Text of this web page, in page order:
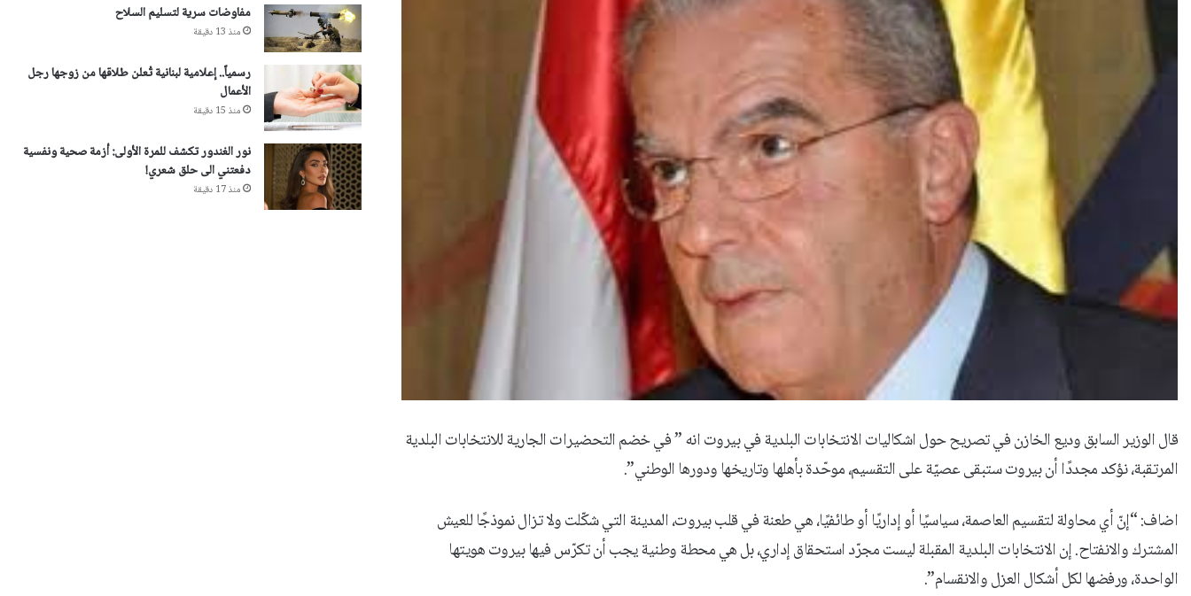
قال الوزير السابق وديع الخازن في تصريح حول اشكاليات الانتخابات البلدية في بيروت انه ” في خضم التحضيرات الجارية للانتخابات البلدية
المرتقبة، نؤكد مجددًا أن بيروت ستبقى عصيّة على التقسيم، موحّدة بأهلها وتاريخها ودورها الوطني”.
اضاف: “إنّ أي محاولة لتقسيم العاصمة، سياسيًا أو إداريًا أو طائفيًا، هي طعنة في قلب بيروت، المدينة التي شكّلت ولا تزال نموذجًا للعيش
المشترك والانفتاح. إن الانتخابات البلدية المقبلة ليست مجرّد استحقاق إداري، بل هي محطة وطنية يجب أن تكرّس فيها بيروت هويتها
الواحدة، ورفضها لكل أشكال العزل والانقسام”.
مفاوضات سرية لتسليم السلاح
منذ 13 دقيقة
رسمياً.. إعلامية لبنانية تُعلن طلاقها من زوجها رجل
الأعمال
منذ 15 دقيقة
نور الغندور تكشف للمرة الأولى: أزمة صحية ونفسية
دفعتني الى حلق شعري!
منذ 17 دقيقة